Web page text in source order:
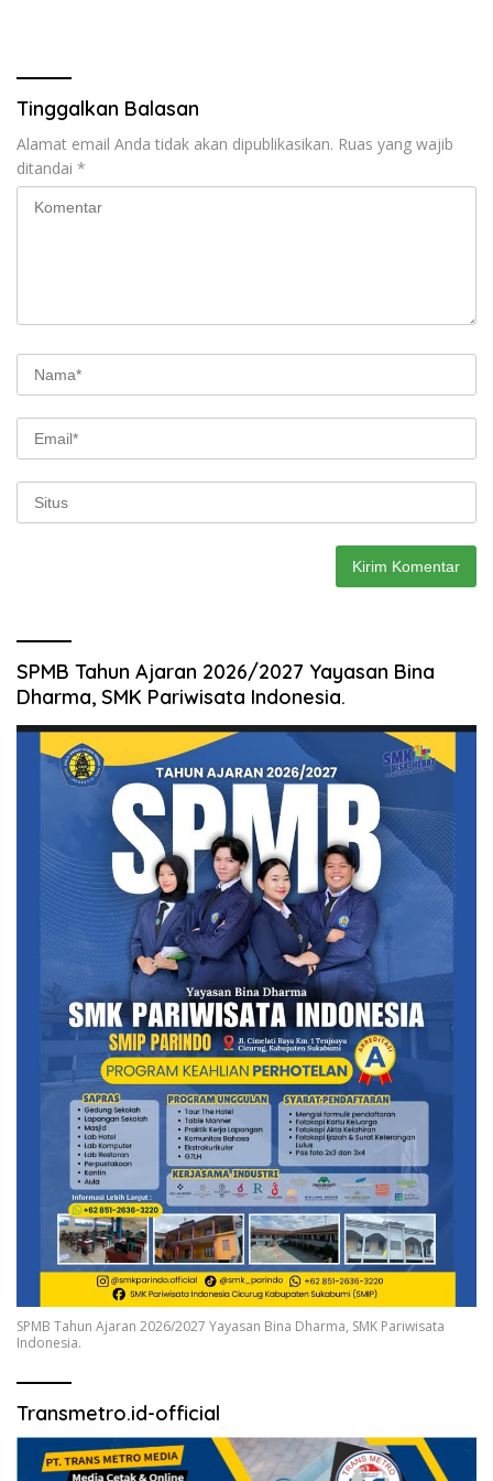
Tinggalkan Balasan
Alamat email Anda tidak akan dipublikasikan. Ruas yang wajib
ditandai *
SPMB Tahun Ajaran 2026/2027 Yayasan Bina
Dharma, SMK Pariwisata Indonesia.
SPMB Tahun Ajaran 2026/2027 Yayasan Bina Dharma, SMK Pariwisata
Indonesia.
Transmetro.id-official